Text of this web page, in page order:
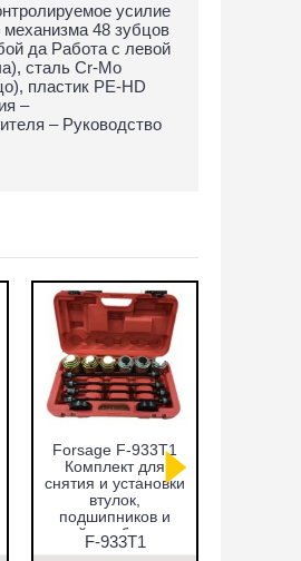
усилие
48 зубцов
да Работа с левой
сталь Cr-Mo
пластик PE-HD
–
– Руководство
Forsage F-933T1
Комплект для
снятия и установки
втулок,
подшипников и
сайлентблоков
F-933T1